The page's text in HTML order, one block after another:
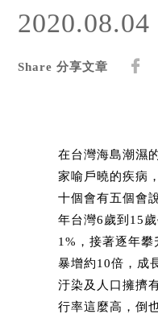
2020.08.04
Share 分享文章
在台灣海島潮濕
家喻戶曉的疾病
十個會有五個會
年台灣6歲到15
1%，接著逐年
暴增約10倍，成
汙染及人口擁擠
行率這麼高，倒